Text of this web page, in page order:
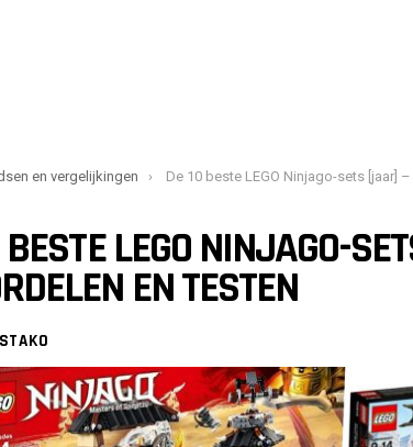
en vergelijkingen De 10 beste LEGO Ninjago-sets [jaar] – beoordelen en
BESTE LEGO NINJAGO-
EN TESTEN